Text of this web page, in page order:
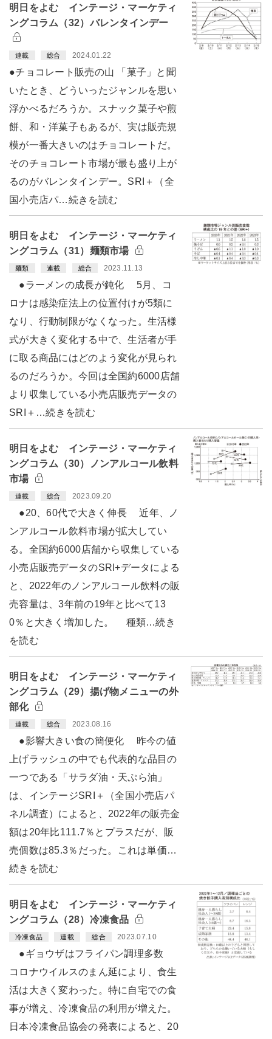
明日をよむ インテージ・マーケティ
ングコラム（32）バレンタインデー
連載 総合 2024.01.22
●チョコレート販売の山 「菓子」と聞
いたとき、どういったジャンルを思い
浮かべるだろうか。スナック菓子や煎
餅、和・洋菓子もあるが、実は販売規
模が一番大きいのはチョコレートだ。
そのチョコレート市場が最も盛り上が
るのがバレンタインデー。SRI＋（全
国小売店パ…続きを読む
明日をよむ インテージ・マーケティ
ングコラム（31）麺類市場
麺類 連載 総合 2023.11.13
●ラーメンの成長が鈍化 5月、コ
ロナは感染症法上の位置付けが5類に
なり、行動制限がなくなった。生活様
式が大きく変化する中で、生活者が手
に取る商品にはどのよう変化が見られ
るのだろうか。今回は全国約6000店舗
より収集している小売店販売データの
SRI＋…続きを読む
明日をよむ インテージ・マーケティ
ングコラム（30）ノンアルコール飲料
市場
連載 総合 2023.09.20
●20、60代で大きく伸長 近年、ノ
ンアルコール飲料市場が拡大してい
る。全国約6000店舗から収集している
小売店販売データのSRI+データによる
と、2022年のノンアルコール飲料の販
売容量は、3年前の19年と比べて13
0％と大きく増加した。 種類…続き
を読む
明日をよむ インテージ・マーケティ
ングコラム（29）揚げ物メニューの外
部化
連載 総合 2023.08.16
●影響大きい食の簡便化 昨今の値
上げラッシュの中でも代表的な品目の
一つである「サラダ油・天ぷら油」
は、インテージSRI＋（全国小売店パ
ネル調査）によると、2022年の販売金
額は20年比111.7％とプラスだが、販
売個数は85.3％だった。これは単価…
続きを読む
明日をよむ インテージ・マーケティ
ングコラム（28）冷凍食品
冷凍食品 連載 総合 2023.07.10
●ギョウザはフライパン調理多数
コロナウイルスのまん延により、食生
活は大きく変わった。特に自宅での食
事が増え、冷凍食品の利用が増えた。
日本冷凍食品協会の発表によると、20